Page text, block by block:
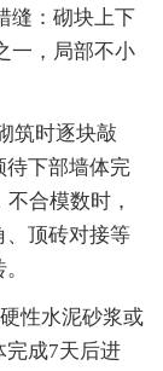
缝：砌块上下
一，局部不小
筑时逐块敲
待下部墙体完
合模数时，
、顶砖对接等
性水泥砂浆或
完成7天后进